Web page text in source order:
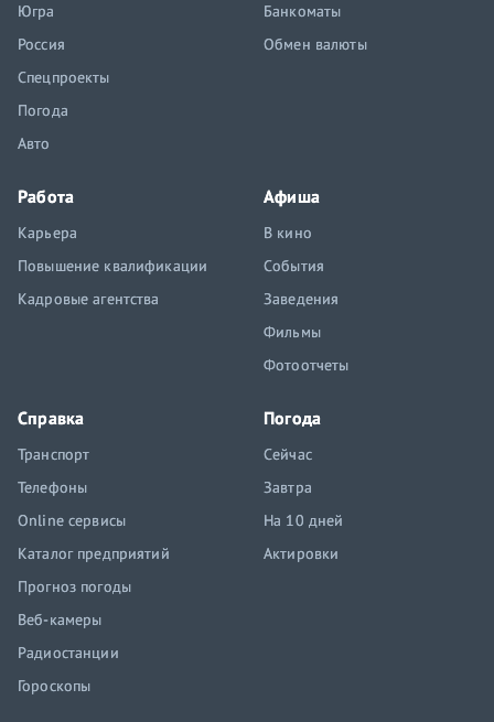
Югра
Россия
Спецпроекты
Погода
Авто
Банкоматы
Обмен валюты
Работа
Карьера
Повышение квалификации
Кадровые агентства
Афиша
В кино
События
Заведения
Фильмы
Фотоотчеты
Справка
Транспорт
Телефоны
Online сервисы
Каталог предприятий
Прогноз погоды
Веб-камеры
Радиостанции
Гороскопы
Погода
Сейчас
Завтра
На 10 дней
Актировки